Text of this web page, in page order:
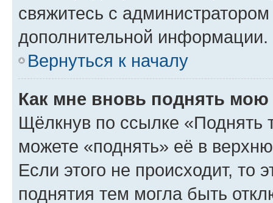
свяжитесь с
дополнительной информации.
Вернуться к началу
Как мне вновь поднять мою
Щёлкнув по ссылке «Поднять
можете «поднять» её в
Если этого не происходит, то
поднятия тем могла быть